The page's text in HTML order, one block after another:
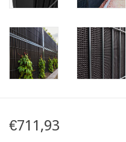
€711,93